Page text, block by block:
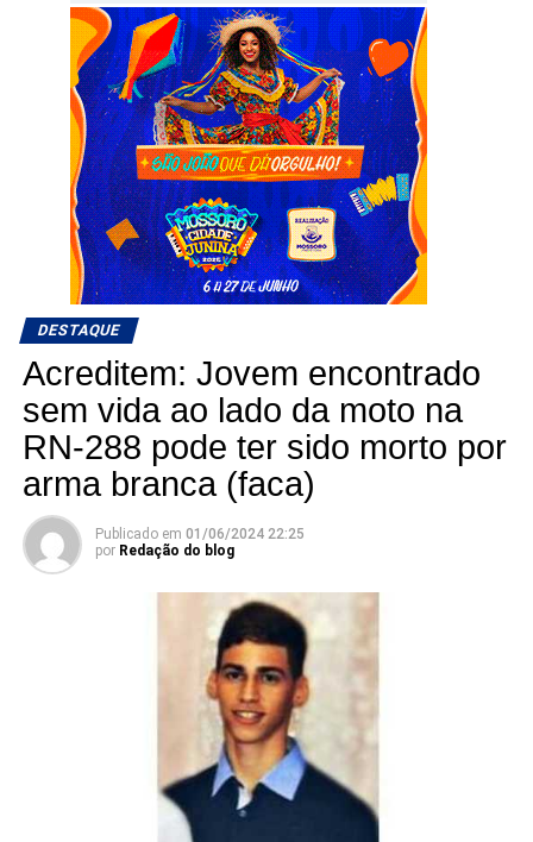
DESTAQUE
Acreditem: Jovem encontrado
sem vida ao lado da moto na
RN-288 pode ter sido morto por
arma branca (faca)
Publicado em 01/06/2024 22:25
por Redação do blog